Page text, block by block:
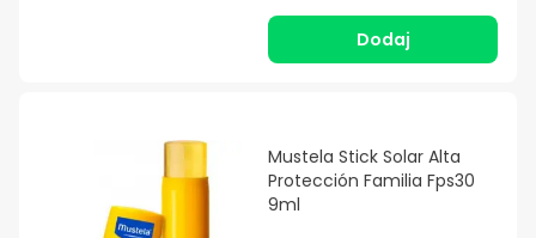
Dodaj
Mustela Stick Solar Alta
Protección Familia Fps30
9ml